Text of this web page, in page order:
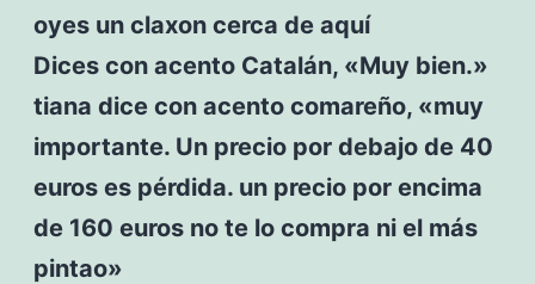
oyes un claxon cerca de aquí
Dices con acento Catalán, «Muy bien.»
tiana dice con acento comareño, «muy
importante. Un precio por debajo de 40
euros es pérdida. un precio por encima
de 160 euros no te lo compra ni el más
pintao»